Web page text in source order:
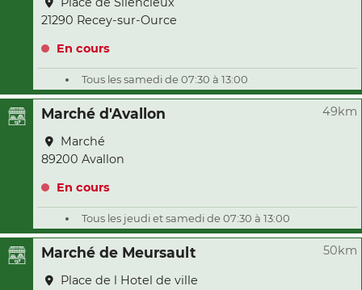
21290 Recey-sur-Ource
En cours
Tous les samedi de 07:30 à 13:00
Marché d'Avallon 49km
Marché
89200 Avallon
En cours
Tous les jeudi et samedi de 07:30 à 13:00
Marché de Meursault 50km
Place de l Hotel de ville